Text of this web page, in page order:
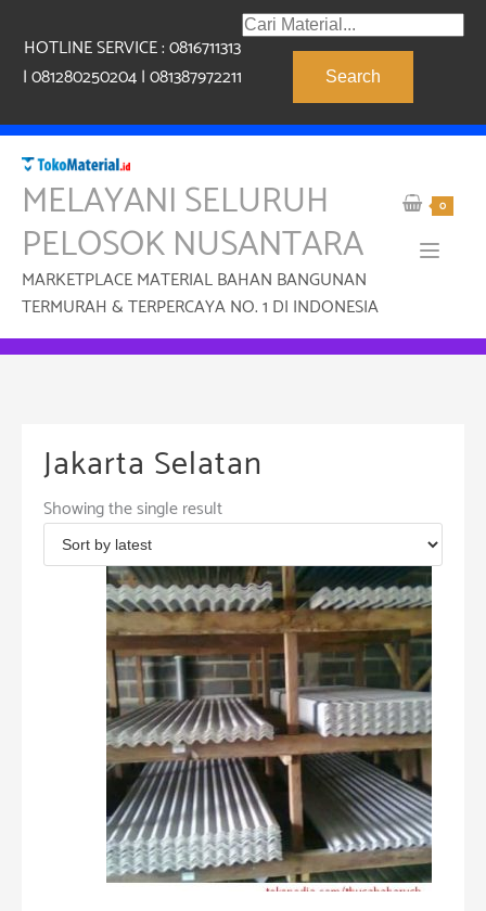
content
HOTLINE SERVICE : 0816711313
| 081280250204 | 081387972211
Products
search
Search
MELAYANI SELURUH
PELOSOK NUSANTARA
MARKETPLACE MATERIAL BAHAN BANGUNAN
TERMURAH & TERPERCAYA NO. 1 DI INDONESIA
0
Jakarta Selatan
Showing the single result